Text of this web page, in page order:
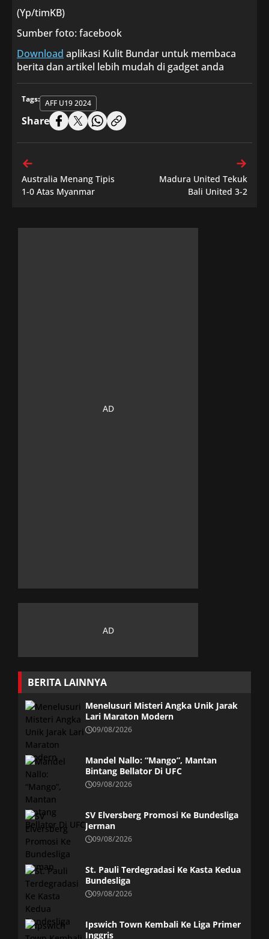
(Yp/timKB)
Sumber foto: facebook
Download aplikasi Kulit Bundar untuk membaca
berita dan artikel lebih mudah di gadget anda
Tags: AFF U19 2024
Share
Australia Menang Tipis
1-0 Atas Myanmar
Madura United Tekuk
Bali United 3-2
BERITA LAINNYA
Menelusuri Misteri Angka Unik Jarak
Lari Maraton Modern
09/08/2026
Mandel Nallo: “Mango”, Mantan
Bintang Bellator Di UFC
09/08/2026
SV Elversberg Promosi Ke Bundesliga
Jerman
09/08/2026
St. Pauli Terdegradasi Ke Kasta Kedua
Bundesliga
09/08/2026
Ipswich Town Kembali Ke Liga Primer
Inggris